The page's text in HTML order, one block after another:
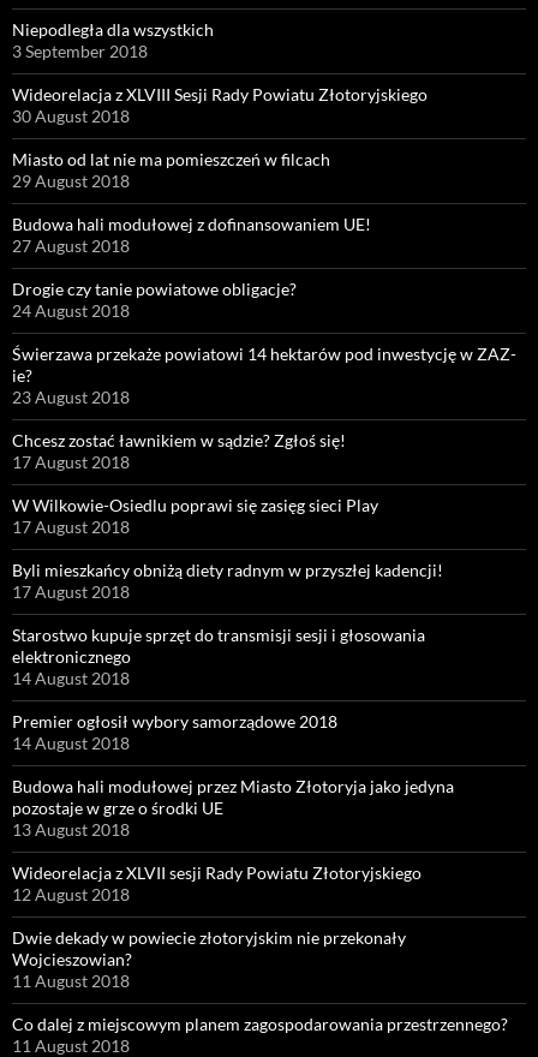
Niepodległa dla wszystkich
3 September 2018
Wideorelacja z XLVIII Sesji Rady Powiatu Złotoryjskiego
30 August 2018
Miasto od lat nie ma pomieszczeń w filcach
29 August 2018
Budowa hali modułowej z dofinansowaniem UE!
27 August 2018
Drogie czy tanie powiatowe obligacje?
24 August 2018
Świerzawa przekaże powiatowi 14 hektarów pod inwestycję w ZAZ-
ie?
23 August 2018
Chcesz zostać ławnikiem w sądzie? Zgłoś się!
17 August 2018
W Wilkowie-Osiedlu poprawi się zasięg sieci Play
17 August 2018
Byli mieszkańcy obniżą diety radnym w przyszłej kadencji!
17 August 2018
Starostwo kupuje sprzęt do transmisji sesji i głosowania
elektronicznego
14 August 2018
Premier ogłosił wybory samorządowe 2018
14 August 2018
Budowa hali modułowej przez Miasto Złotoryja jako jedyna
pozostaje w grze o środki UE
13 August 2018
Wideorelacja z XLVII sesji Rady Powiatu Złotoryjskiego
12 August 2018
Dwie dekady w powiecie złotoryjskim nie przekonały
Wojcieszowian?
11 August 2018
Co dalej z miejscowym planem zagospodarowania przestrzennego?
11 August 2018